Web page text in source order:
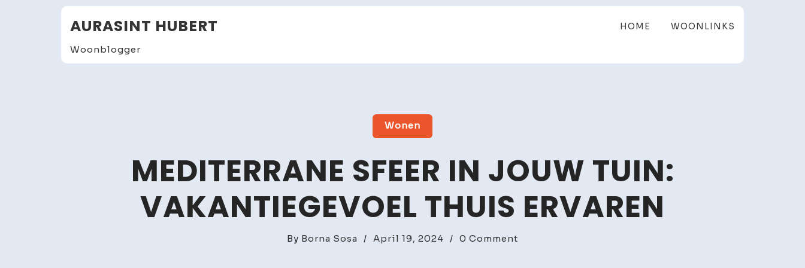
AURASINT HUBERT
Woonblogger
HOME WOONLINKS
Wonen
MEDITERRANE SFEER IN JOUW TUIN:
VAKANTIEGEVOEL THUIS ERVAREN
By Borna Sosa / April 19, 2024 / 0 Comment